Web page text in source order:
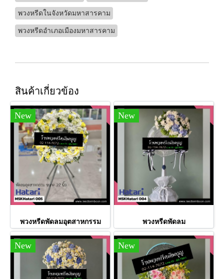
พวงหรีดในจังหวัดมหาสารคาม
พวงหรีดอำเภอเมืองมหาสารคาม
สินค้าเกี่ยวข้อง
New
พวงหรีดพัดลมอุตสาหกรรม
New
พวงหรีดพัดลม
New New